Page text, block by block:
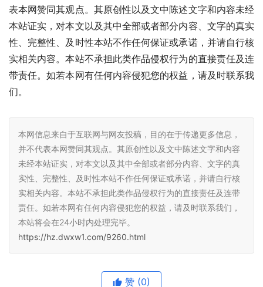
表本网赞同其观点。其原创性以及文中陈述文字和内容未经
本站证实，对本文以及其中全部或者部分内容、文字的真实
性、完整性、及时性本站不作任何保证或承诺，并请自行核
实相关内容。本站不承担此类作品侵权行为的直接责任及连
带责任。如若本网有任何内容侵犯您的权益，请及时联系我
们。
本网信息来自于互联网与网友投稿，目的在于传递更多信息，
并不代表本网赞同其观点。其原创性以及文中陈述文字和内容
未经本站证实，对本文以及其中全部或者部分内容、文字的真
实性、完整性、及时性本站不作任何保证或承诺，并请自行核
实相关内容。本站不承担此类作品侵权行为的直接责任及连带
责任。如若本网有任何内容侵犯您的权益，请及时联系我们，
本站将会在24小时内处理完毕。
https://hz.dwxw1.com/9260.html
赞 (0)